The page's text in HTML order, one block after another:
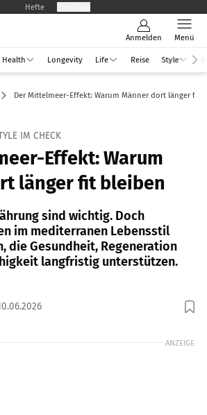
Hefte
Anmelden Menü
Health Longevity Life Reise Style
Der Mittelmeer-Effekt: Warum Männer dort länger fit
IM CHECK
Effekt: Warum
länger fit bleiben
sind wichtig. Doch
im mediterranen Lebensstil
die Gesundheit, Regeneration
langfristig unterstützen.
Foto: Diem.ph, Getty Images
ANZEIGE